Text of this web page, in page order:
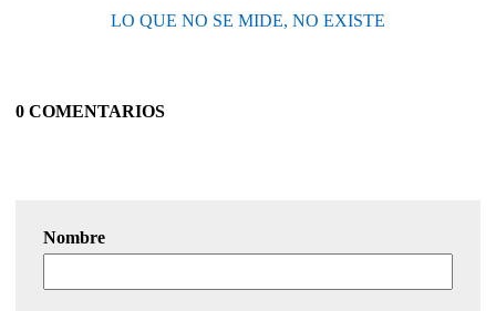
LO QUE NO SE MIDE, NO EXISTE
0 COMENTARIOS
Nombre